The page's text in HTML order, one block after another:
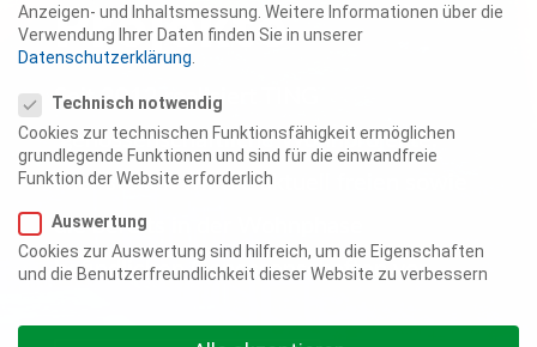
Projekte
Seit 2012 realisiert TING
genossenschaftliche Wohnprojekte.
Hier stellen wir die aktuell freien sowie
die bereits in der Wohnphase
befindlichen Genossenschaften vor.
Anzeigen- und Inhaltsmessung. Weitere Informationen über die
Verwendung Ihrer Daten finden Sie in unserer
Datenschutzerklärung
Technisch notwendig
Cookies zur technischen Funktionsfähigkeit ermöglichen
grundlegende Funktionen und sind für die einwandfreie
Funktion der Website erforderlich
Auswertung
Cookies zur Auswertung sind hilfreich, um die Eigenschaften
und die Benutzerfreundlichkeit dieser Website zu verbessern